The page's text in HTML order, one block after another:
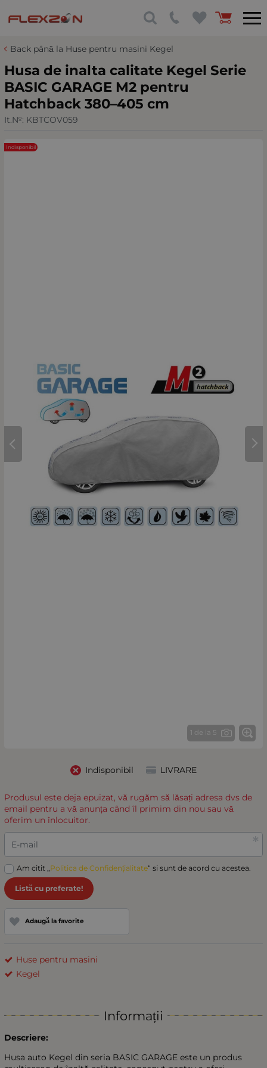
Back până la Huse pentru masini Kegel
Husa de inalta calitate Kegel Serie
BASIC GARAGE M2 pentru
Hatchback 380–405 cm
It.№: KBTCOV059
1 de la 5
Indisponibil
Indisponibil LIVRARE
Produsul este deja epuizat, vă rugăm să lăsați adresa dvs de
email pentru a vă anunța când îl primim din nou sau vă
oferim un înlocuitor.
E-mail
Am citit „ Politica de Confidențialitate“ si sunt de acord cu acestea.
Listă cu preferate!
Adaugă la favorite
Huse pentru masini
Kegel
Informații
Descriere:
Husa auto Kegel din seria BASIC GARAGE este un produs